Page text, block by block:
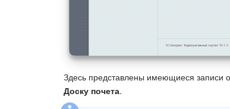
Здесь представлены имеющиеся записи
Доску почета.